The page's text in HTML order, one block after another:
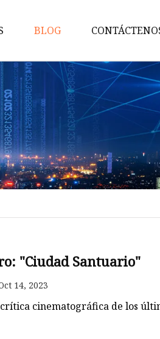
BLOG
"Ciudad Santuario"
14, 2023
cinematográfica de los